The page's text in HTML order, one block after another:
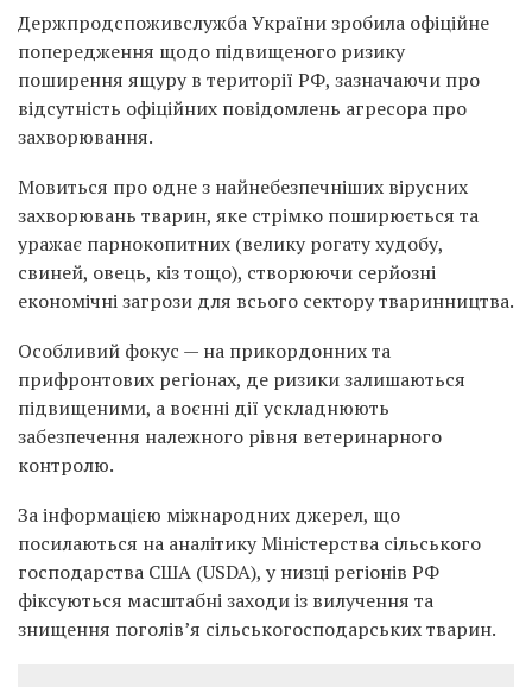
Держпродспоживслужба України зробила офіційне
попередження щодо підвищеного ризику
поширення ящуру в території РФ, зазначаючи про
відсутність офіційних повідомлень агресора про
захворювання.
Мовиться про одне з найнебезпечніших вірусних
захворювань тварин, яке стрімко поширюється та
уражає парнокопитних (велику рогату худобу,
свиней, овець, кіз тощо), створюючи серйозні
економічні загрози для всього сектору тваринництва.
Особливий фокус — на прикордонних та
прифронтових регіонах, де ризики залишаються
підвищеними, а воєнні дії ускладнюють
забезпечення належного рівня ветеринарного
контролю.
За інформацією міжнародних джерел, що
посилаються на аналітику Міністерства сільського
господарства США (USDA), у низці регіонів РФ
фіксуються масштабні заходи із вилучення та
знищення поголів’я сільськогосподарських тварин.